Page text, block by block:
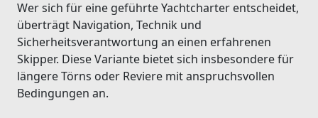
Wer sich für eine geführte Yachtcharter entscheidet,
überträgt Navigation, Technik und
Sicherheitsverantwortung an einen erfahrenen
Skipper. Diese Variante bietet sich insbesondere für
längere Törns oder Reviere mit anspruchsvollen
Bedingungen an.